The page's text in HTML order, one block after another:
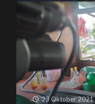
23 Oktober 2021